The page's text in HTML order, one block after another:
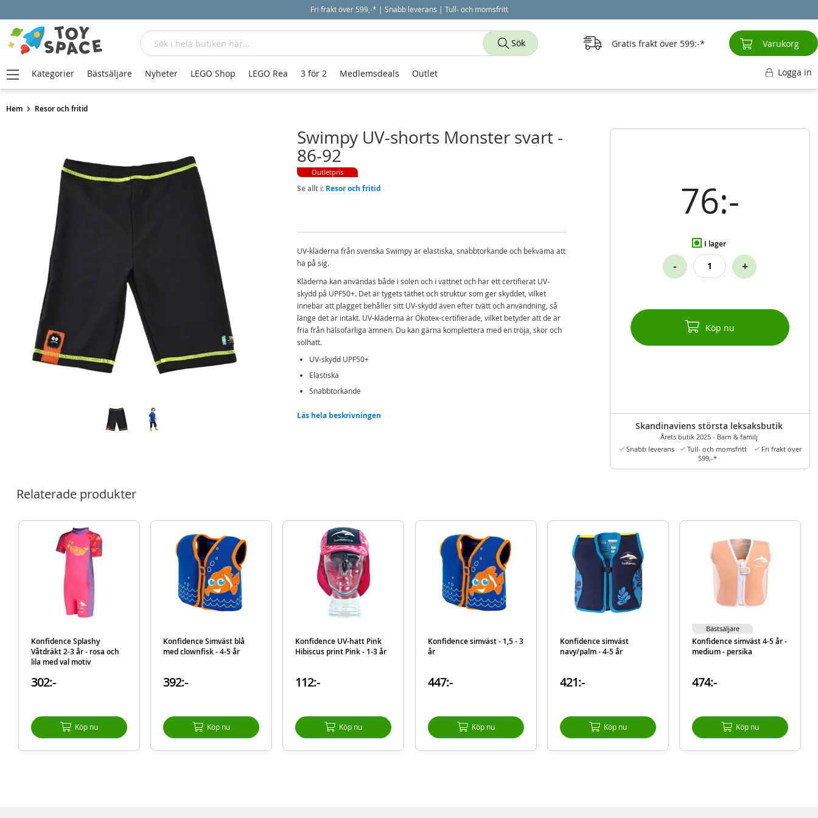
Fri frakt över 599,-* | Snabb leverans | Tull- och momsfritt
Hem Resor och fritid
76:-
I lager
- +
Köp nu
Skandinaviens största leksaksbutik
Årets butik 2025 - Barn & familj
Snabb leverans
Tull- och momsfritt
Fri frakt över
599,-*
Swimpy UV-shorts Monster svart -
86-92
Outletpris
Se allt i: Resor och fritid
UV-kläderna från svenska Swimpy är elastiska, snabbtorkande och bekväma att
ha på sig.
Kläderna kan användas både i solen och i vattnet och har ett certifierat UV-
skydd på UPF50+. Det är tygets täthet och struktur som ger skyddet, vilket
innebär att plagget behåller sitt UV-skydd även efter tvätt och användning, så
länge det är intakt. UV-kläderna är Ökotex-certifierade, vilket betyder att de är
fria från hälsofarliga ämnen. Du kan gärna komplettera med en tröja, skor och
solhatt.
UV-skydd UPF50+
Elastiska
Snabbtorkande
information
7394437347153
Läs hela beskrivningen
Relaterade produkter
Konfidence Splashy
Våtdräkt 2-3 år - rosa och
lila med val motiv
302:-
Köp nu
Konfidence Simväst blå
med clownfisk - 4-5 år
392:-
Köp nu
Konfidence UV-hatt Pink
Hibiscus print Pink - 1-3 år
112:-
Köp nu
Konfidence simväst - 1,5 - 3
år
447:-
Köp nu
Konfidence simväst
navy/palm - 4-5 år
421:-
Köp nu
Konfidence simväst 4-5 år -
medium - persika
474:-
Köp nu
Bästsäljare
Sök
Sök Gratis frakt över 599:- Varukorg
Kategorier Bästsäljare Nyheter LEGO Shop LEGO Rea 3 för 2 Medlemsdeals Outlet Logga in